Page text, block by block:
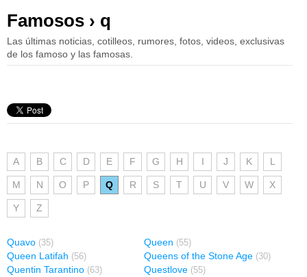
Famosos › q
Las últimas noticias, cotilleos, rumores, fotos, videos, exclusivas
de los famoso y las famosas.
A B C D E F G H I J K L
M N O P Q R S T U V W X
Y Z
Quavo (35) Queen (55)
Queen Latifah (56) Queens of the Stone Age (30)
Quentin Tarantino (63) Questlove (55)